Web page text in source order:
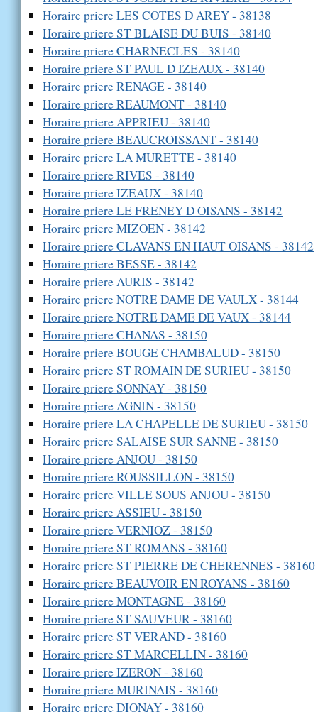
Horaire priere LES COTES D AREY - 38138
Horaire priere ST BLAISE DU BUIS - 38140
Horaire priere CHARNECLES - 38140
Horaire priere ST PAUL D IZEAUX - 38140
Horaire priere RENAGE - 38140
Horaire priere REAUMONT - 38140
Horaire priere APPRIEU - 38140
Horaire priere BEAUCROISSANT - 38140
Horaire priere LA MURETTE - 38140
Horaire priere RIVES - 38140
Horaire priere IZEAUX - 38140
Horaire priere LE FRENEY D OISANS - 38142
Horaire priere MIZOEN - 38142
Horaire priere CLAVANS EN HAUT OISANS - 38142
Horaire priere BESSE - 38142
Horaire priere AURIS - 38142
Horaire priere NOTRE DAME DE VAULX - 38144
Horaire priere NOTRE DAME DE VAUX - 38144
Horaire priere CHANAS - 38150
Horaire priere BOUGE CHAMBALUD - 38150
Horaire priere ST ROMAIN DE SURIEU - 38150
Horaire priere SONNAY - 38150
Horaire priere AGNIN - 38150
Horaire priere LA CHAPELLE DE SURIEU - 38150
Horaire priere SALAISE SUR SANNE - 38150
Horaire priere ANJOU - 38150
Horaire priere ROUSSILLON - 38150
Horaire priere VILLE SOUS ANJOU - 38150
Horaire priere ASSIEU - 38150
Horaire priere VERNIOZ - 38150
Horaire priere ST ROMANS - 38160
Horaire priere ST PIERRE DE CHERENNES - 38160
Horaire priere BEAUVOIR EN ROYANS - 38160
Horaire priere MONTAGNE - 38160
Horaire priere ST SAUVEUR - 38160
Horaire priere ST VERAND - 38160
Horaire priere ST MARCELLIN - 38160
Horaire priere IZERON - 38160
Horaire priere MURINAIS - 38160
Horaire priere DIONAY - 38160